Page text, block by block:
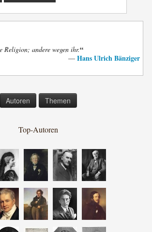
Religion; andere wegen ihr.“
— Hans Ulrich Bänziger
Autoren Themen
Top-Autoren